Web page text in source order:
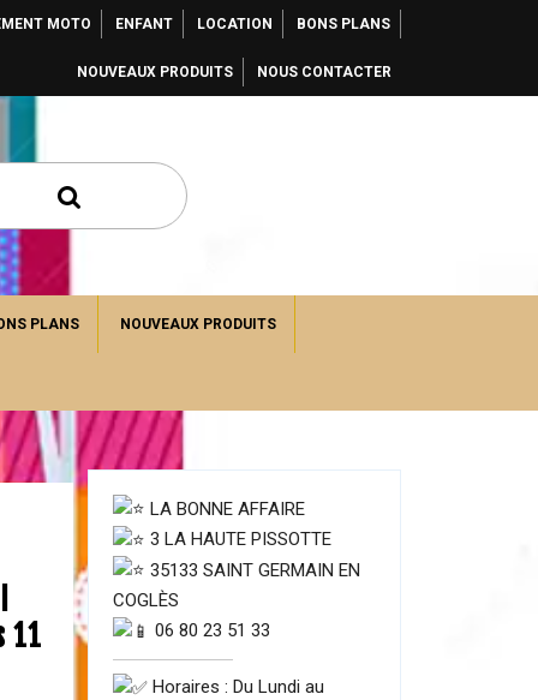
MOTO ENFANT LOCATION BONS PLANS
NOUVEAUX PRODUITS NOUS CONTACTER
PLANS NOUVEAUX PRODUITS
11
LA BONNE AFFAIRE
3 LA HAUTE PISSOTTE
35133 SAINT GERMAIN EN
COGLÈS
06 80 23 51 33
Horaires : Du Lundi au